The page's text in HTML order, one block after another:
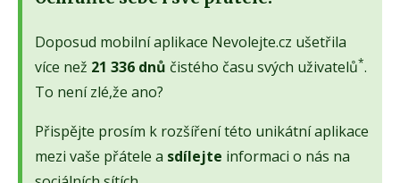
Doposud mobilní aplikace Nevolejte.cz ušetřila
více než 21 336 dnů čistého času svých uživatelů*.
To není zlé,že ano?
Přispějte prosím k rozšíření této unikátní aplikace
mezi vaše přátele a sdílejte informaci o nás na